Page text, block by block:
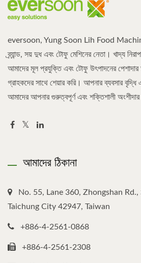
eversoon, Yung Soon Lih Food
ব্র্যান্ড, সয় দুধ এবং টোফু মেশিনের নেতা। খাদ্য
আমাদের মূল প্রযুক্তি এবং টোফু উৎপাদনের পেশাদার
গ্রাহকদের সাথে শেয়ার করি। আপনার ব্যবসার বৃদ্ধি
আমাদের আপনার গুরুত্বপূর্ণ এবং শক্তিশালী অংশীদার
আমাদের ঠিকানা
No. 55, Lane 360, Zhongshan
Taichung City 42947, Taiwan
+886-4-2561-0868
+886-4-2561-2308